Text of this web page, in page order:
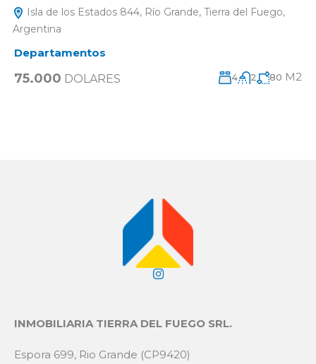
Isla de los Estados 844, Río Grande, Tierra del Fuego,
Argentina
Departamentos
75.000 DOLARES 4 2 80 M2
INMOBILIARIA TIERRA DEL FUEGO SRL.
Espora 699, Rio Grande (CP9420)